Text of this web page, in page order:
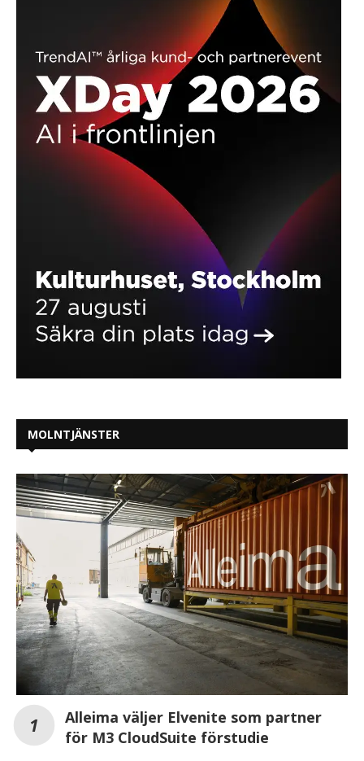
MOLNTJÄNSTER
Alleima väljer Elvenite som partner
för M3 CloudSuite förstudie